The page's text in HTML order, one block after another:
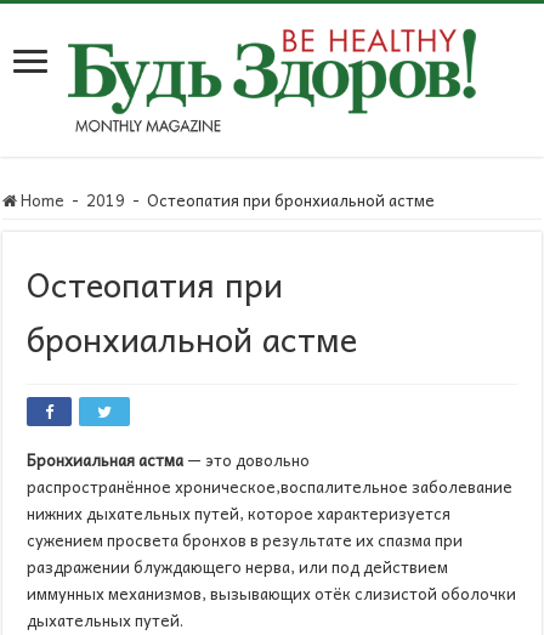
Home - 2019 - Остеопатия при бронхиальной астме
Остеопатия при
бронхиальной астме
Бронхиальная астма— это довольно
распространённое хроническое,воспалительное заболевание
нижних дыхательных путей, которое характеризуется
сужением просвета бронхов в результате их спазма при
раздражении блуждающего нерва, или под действием
иммунных механизмов, вызывающих отёк слизистой оболочки
дыхательных путей.